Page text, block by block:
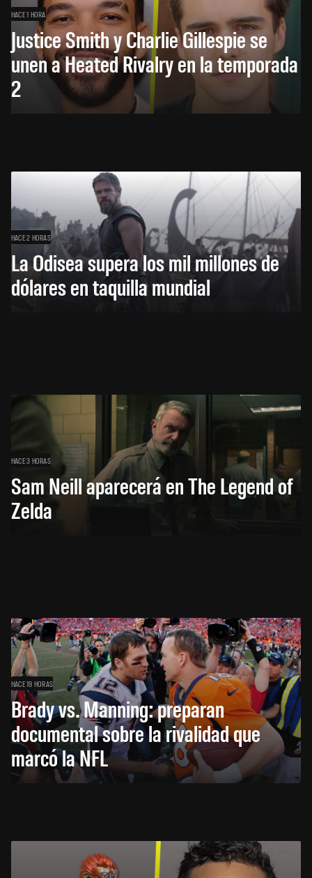
HACE 1 HORA
Justice Smith y Charlie Gillespie se
unen a Heated Rivalry en la temporada
2
HACE 2 HORAS
La Odisea supera los mil millones de
dólares en taquilla mundial
HACE 3 HORAS
Sam Neill aparecerá en The Legend of
Zelda
HACE 19 HORAS
Brady vs. Manning: preparan
documental sobre la rivalidad que
marcó la NFL